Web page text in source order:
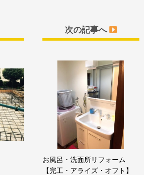
次の記事へ
お風呂・洗面所リフォーム
【完工・アライズ・オフト】